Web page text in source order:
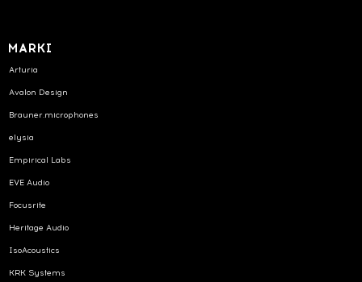
MARKI
Arturia
Avalon Design
Brauner.microphones
elysia
Empirical Labs
EVE Audio
Focusrite
Heritage Audio
IsoAcoustics
KRK Systems